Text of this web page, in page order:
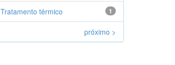
1
Tratamento térmico
próximo >